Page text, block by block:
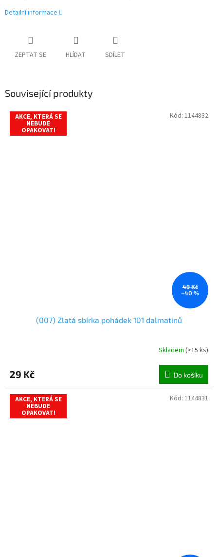
Detailní informace
ZEPTAT SE HLÍDAT SDÍLET
Související produkty
AKCE, KTERÁ SE
NEBUDE
OPAKOVAT!
49 Kč
–40 %
(007) Zlatá sbírka pohádek 101 dalmatinů
Skladem (>15 ks)
29 Kč Do košíku
Kód: 1144832
AKCE, KTERÁ SE
NEBUDE
OPAKOVAT!
Kód: 1144831